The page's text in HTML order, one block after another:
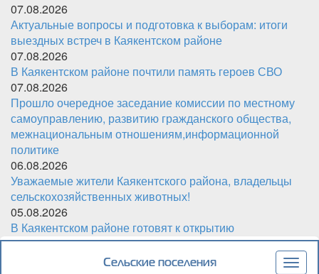
07.08.2026
Актуальные вопросы и подготовка к выборам: итоги
выездных встреч в Каякентском районе
07.08.2026
В Каякентском районе почтили память героев СВО
07.08.2026
Прошло очередное заседание комиссии по местному
самоуправлению, развитию гражданского общества,
межнациональным отношениям,информационной
политике
06.08.2026
Уважаемые жители Каякентского района, владельцы
сельскохозяйственных животных!
05.08.2026
В Каякентском районе готовят к открытию
обновленный детский сад «Чебурашка»
Сельские поселения